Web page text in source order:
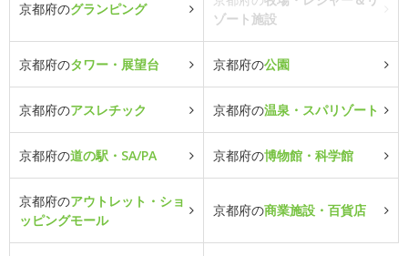
京都府のグランピング
ゾート施設
京都府のタワー・展望台 京都府の公園
京都府のアスレチック 京都府の温泉・スパリゾート
京都府の道の駅・SA/PA 京都府の博物館・科学館
京都府のアウトレット・ショ
ッピングモール
京都府の商業施設・百貨店